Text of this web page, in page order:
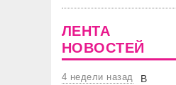
ЛЕНТА
НОВОСТЕЙ
4 недели назад
В